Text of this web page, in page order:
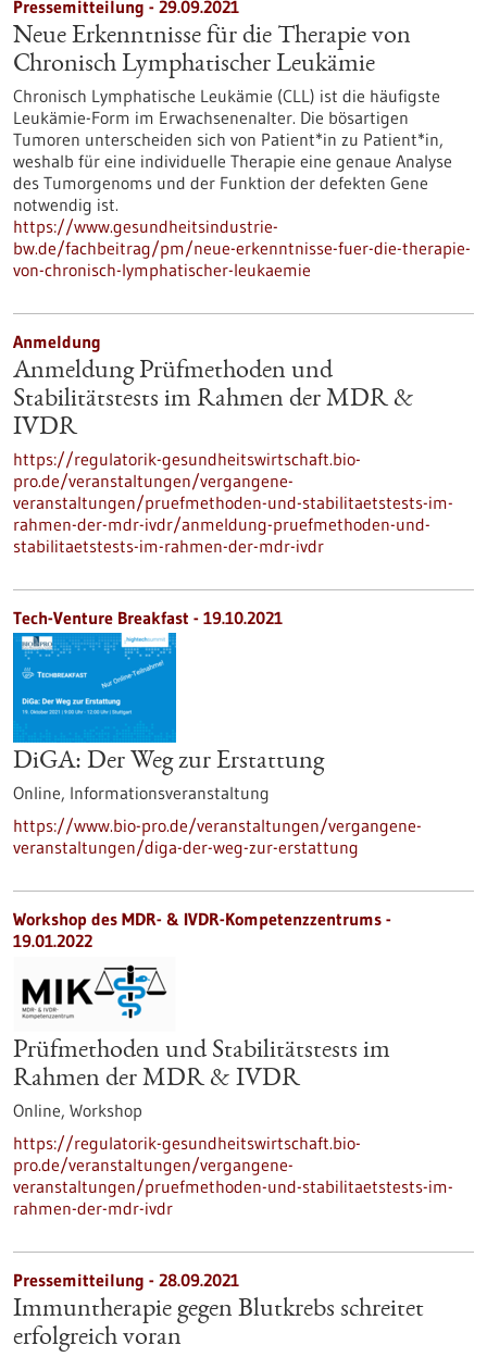
Pressemitteilung - 29.09.2021
Neue Erkenntnisse für die Therapie von
Chronisch Lymphatischer Leukämie
Chronisch Lymphatische Leukämie (CLL) ist die häufigste
Leukämie-​Form im Erwachsenenalter. Die bösartigen
Tumoren unterscheiden sich von Patient*in zu Patient*in,
weshalb für eine individuelle Therapie eine genaue Analyse
des Tumorgenoms und der Funktion der defekten Gene
notwendig ist.
https://www.gesundheitsindustrie-
bw.de/fachbeitrag/pm/neue-erkenntnisse-fuer-die-therapie-
von-chronisch-lymphatischer-leukaemie
Anmeldung
Anmeldung Prüfmethoden und
Stabilitätstests im Rahmen der MDR &
IVDR
https://regulatorik-gesundheitswirtschaft.bio-
pro.de/veranstaltungen/vergangene-
veranstaltungen/pruefmethoden-und-stabilitaetstests-im-
rahmen-der-mdr-ivdr/anmeldung-pruefmethoden-und-
stabilitaetstests-im-rahmen-der-mdr-ivdr
Tech-Venture Breakfast - 19.10.2021
DiGA: Der Weg zur Erstattung
Online, Informationsveranstaltung
https://www.bio-pro.de/veranstaltungen/vergangene-
veranstaltungen/diga-der-weg-zur-erstattung
Workshop des MDR- & IVDR-Kompetenzzentrums -
19.01.2022
Prüfmethoden und Stabilitätstests im
Rahmen der MDR & IVDR
Online, Workshop
https://regulatorik-gesundheitswirtschaft.bio-
pro.de/veranstaltungen/vergangene-
veranstaltungen/pruefmethoden-und-stabilitaetstests-im-
rahmen-der-mdr-ivdr
Pressemitteilung - 28.09.2021
Immuntherapie gegen Blutkrebs schreitet
erfolgreich voran